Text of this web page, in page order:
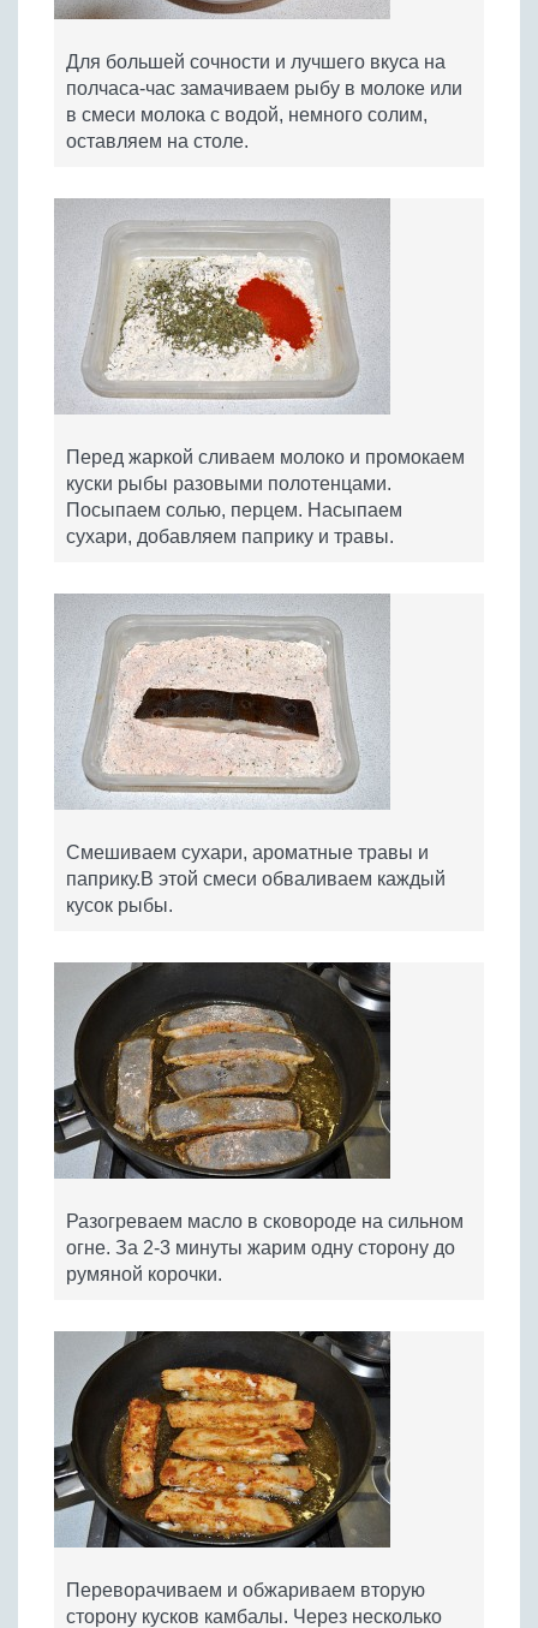
Для большей сочности и лучшего вкуса на
полчаса-час замачиваем рыбу в молоке или
в смеси молока с водой, немного солим,
оставляем на столе.
Перед жаркой сливаем молоко и промокаем
куски рыбы разовыми полотенцами.
Посыпаем солью, перцем. Насыпаем
сухари, добавляем паприку и травы.
Смешиваем сухари, ароматные травы и
паприку.В этой смеси обваливаем каждый
кусок рыбы.
Разогреваем масло в сковороде на сильном
огне. За 2-3 минуты жарим одну сторону до
румяной корочки.
Переворачиваем и обжариваем вторую
сторону кусков камбалы. Через несколько